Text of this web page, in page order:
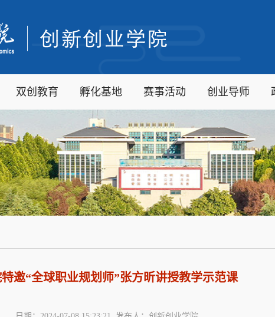
双创教育 孵化基地 赛事活动 创业导师
邀“全球职业规划师”张方昕讲授教学示范课